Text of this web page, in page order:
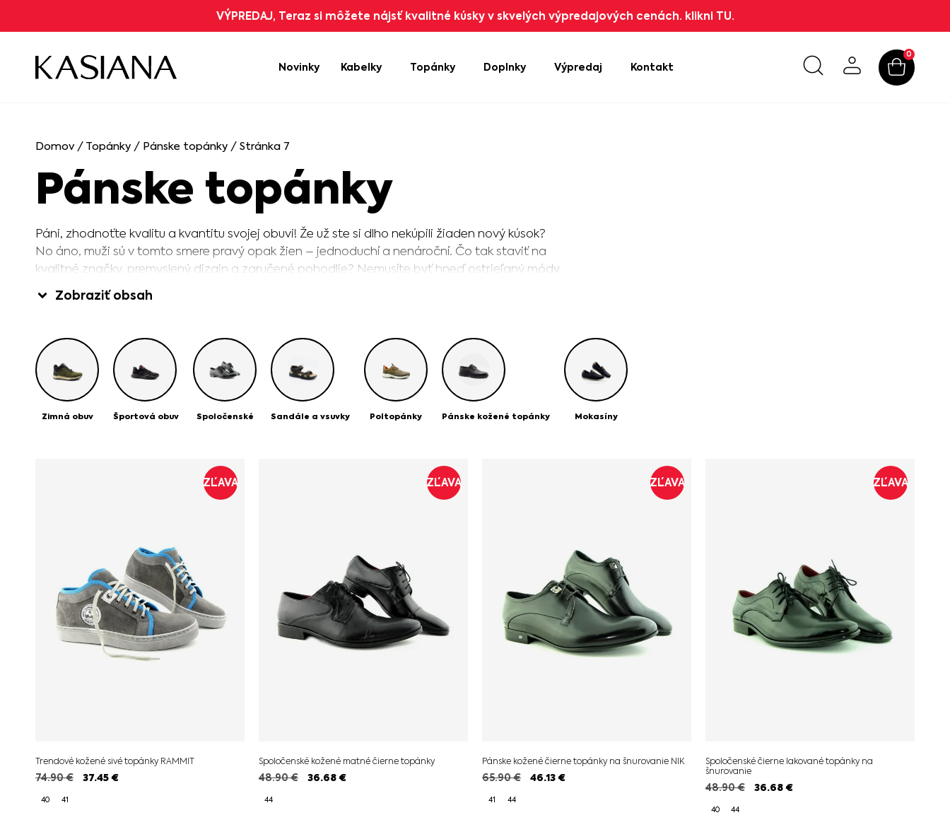
VÝPREDAJ, Teraz si môžete nájsť kvalitné kúsky v skvelých výpredajových cenách. klikni TU.
Novinky Kabelky Topánky Doplnky Výpredaj Kontakt
0
Domov / Topánky / Pánske topánky / Stránka 7
Pánske topánky
Páni, zhodnoťte kvalitu a kvantitu svojej obuvi! Že už ste si dlho nekúpili žiaden nový kúsok?
No áno, muži sú v tomto smere pravý opak žien – jednoduchí a nenároční. Čo tak staviť na
kvalitné značky, premyslený dizajn a zaručené pohodlie? Nemusíte byť hneď ostrieľaný módy
znalec. Stači, ak si na každú príležitosť zaobstárate jeden ľahko kombinovateľný kvalitný
kúsok a o obdivný pohľad žien máte postarané! Vyberajte, kombinujte a buďte IN!
Zobraziť obsah
Zimná obuv Športová obuv Spoločenské Sandále a vsuvky Poltopánky Pánske kožené topánky Mokasíny
ZĽAVA
Trendové kožené sivé topánky RAMMIT
74.90€ 37.45€
40 41
ZĽAVA
Spoločenské kožené matné čierne topánky
48.90€ 36.68€
44
ZĽAVA
Pánske kožené čierne topánky na šnurovanie NIK
65.90€ 46.13€
41 44
ZĽAVA
Spoločenské čierne lakované topánky na
šnurovanie
48.90€ 36.68€
40 44